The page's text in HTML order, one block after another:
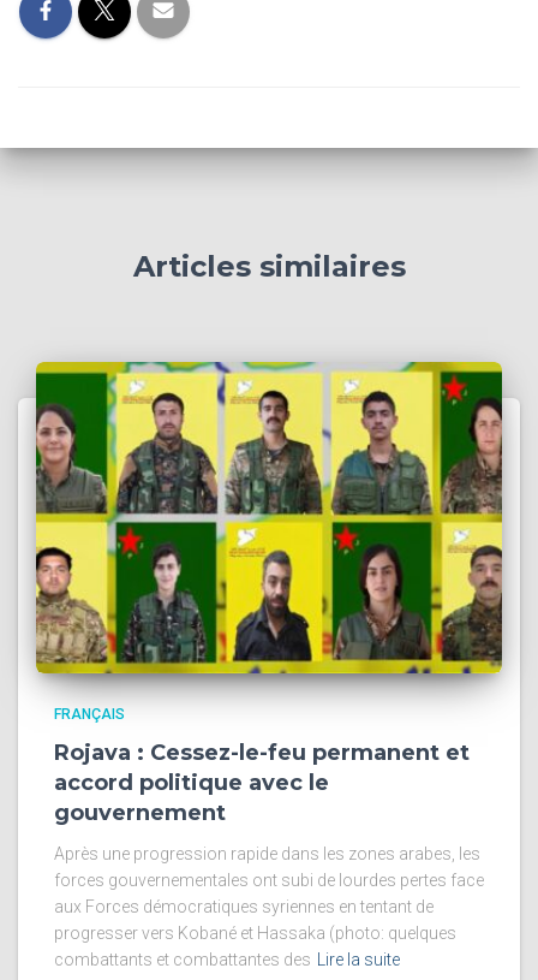
Articles similaires
FRANÇAIS
Rojava : Cessez-le-feu permanent et
accord politique avec le
gouvernement
Après une progression rapide dans les zones arabes, les
forces gouvernementales ont subi de lourdes pertes face
aux Forces démocratiques syriennes en tentant de
progresser vers Kobané et Hassaka (photo: quelques
combattants et combattantes des
Lire la suite